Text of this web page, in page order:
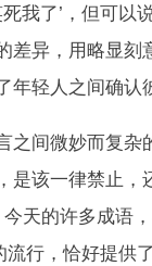
我了’，但可以
异，用略显刻
轻人之间确认
间微妙而复杂
是该一律禁止，
天的许多成语
流行，恰好提供了